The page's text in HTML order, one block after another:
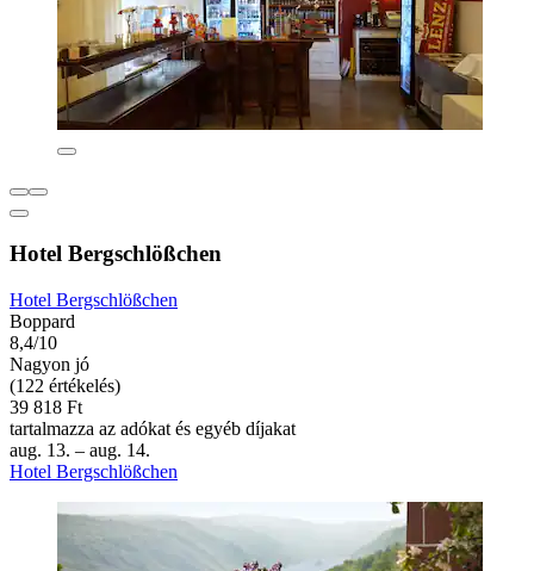
Hotel Bergschlößchen
Hotel Bergschlößchen
Boppard
8,4/10
Nagyon jó
(122 értékelés)
39 818 Ft
tartalmazza az adókat és egyéb díjakat
aug. 13. – aug. 14.
Hotel Bergschlößchen